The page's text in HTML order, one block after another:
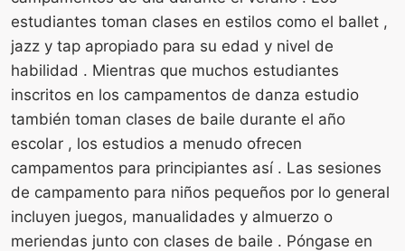
estudiantes toman clases en estilos como el ballet ,
jazz y tap apropiado para su edad y nivel de
habilidad . Mientras que muchos estudiantes
inscritos en los campamentos de danza estudio
también toman clases de baile durante el año
escolar , los estudios a menudo ofrecen
campamentos para principiantes así . Las sesiones
de campamento para niños pequeños por lo general
incluyen juegos, manualidades y almuerzo o
meriendas junto con clases de baile . Póngase en